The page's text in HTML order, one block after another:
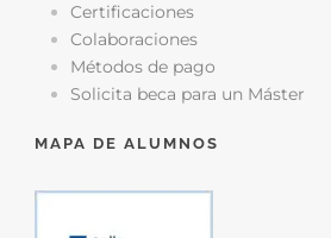
Certificaciones
Colaboraciones
Métodos de pago
Solicita beca para un Máster
MAPA DE ALUMNOS